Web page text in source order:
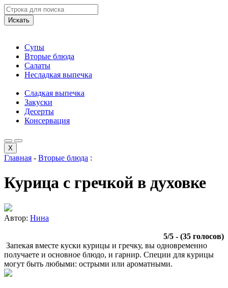
Искать
Супы
Вторые блюда
Салаты
Несладкая выпечка
Сладкая выпечка
Закуски
Десерты
Консервация
X
Главная - Вторые блюда :
Курица с гречкой в духовке
Автор: Нина
5/5 - (35 голосов)
Запекая вместе куски курицы и гречку, вы одновременно
получаете и основное блюдо, и гарнир. Специи для курицы
могут быть любыми: острыми или ароматными.